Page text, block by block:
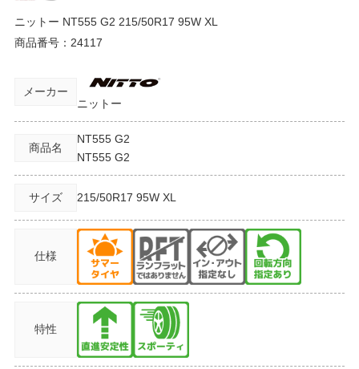
ニットー NT555 G2 215/50R17 95W XL
商品番号： 24117
メーカー
ニットー
商品名
NT555 G2
NT555 G2
サイズ 215/50R17 95W XL
仕様
特性